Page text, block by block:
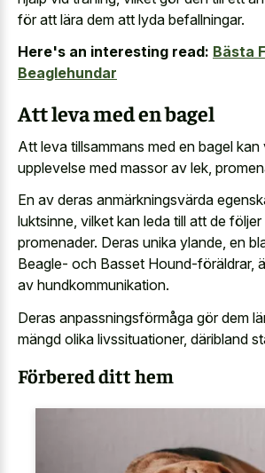
för att lära dem att lyda befallningar.
Here's an interesting read: Bästa
Beaglehundar
Att leva med en bagel
Att leva tillsammans med en bagel
upplevelse med massor av lek,
En av deras anmärkningsvärda
luktsinne, vilket kan leda till att de
promenader. Deras unika ylande, en
Beagle- och Basset Hound-föräldrar,
av hundkommunikation.
Deras anpassningsförmåga gör dem
mängd olika livssituationer, däribland
Förbered ditt hem